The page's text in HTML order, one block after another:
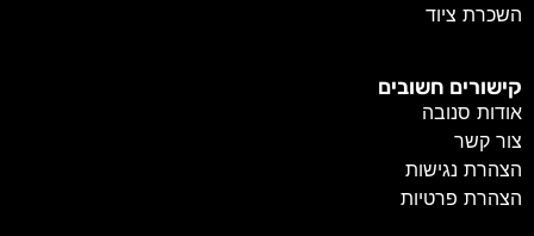
השכרת ציוד
קישורים חשובים
אודות סנובה
צור קשר
הצהרת נגישות
הצהרת פרטיות